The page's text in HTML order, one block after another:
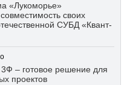
«Лукоморье»
своих
СУБД «Квант-
– готовое решение для
проектов